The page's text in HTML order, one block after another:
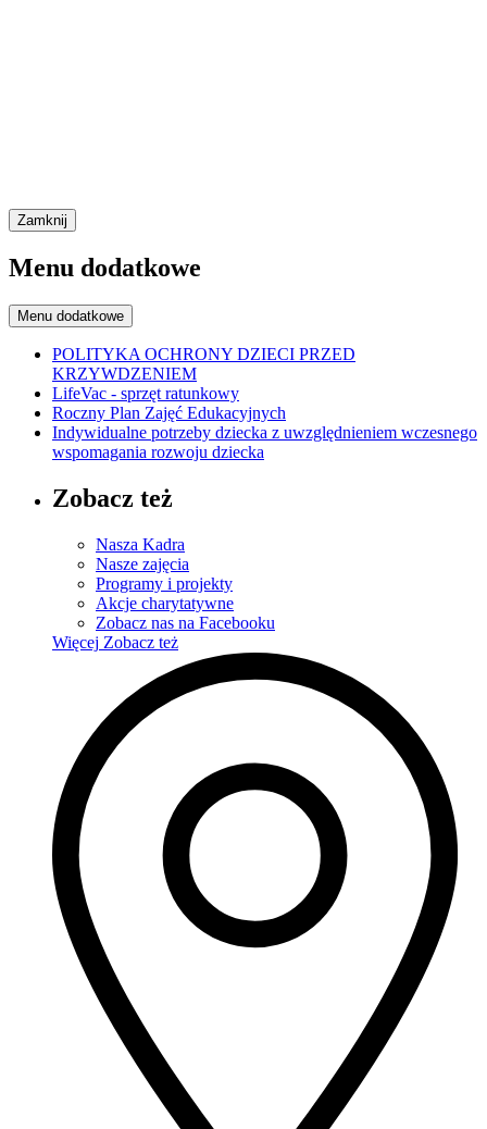
Zamknij
Menu dodatkowe
Menu dodatkowe
POLITYKA OCHRONY DZIECI PRZED
KRZYWDZENIEM
LifeVac - sprzęt ratunkowy
Roczny Plan Zajęć Edukacyjnych
Indywidualne potrzeby dziecka z uwzględnieniem wczesnego
wspomagania rozwoju dziecka
Zobacz też
Nasza Kadra
Nasze zajęcia
Programy i projekty
Akcje charytatywne
Zobacz nas na Facebooku
Więcej Zobacz też